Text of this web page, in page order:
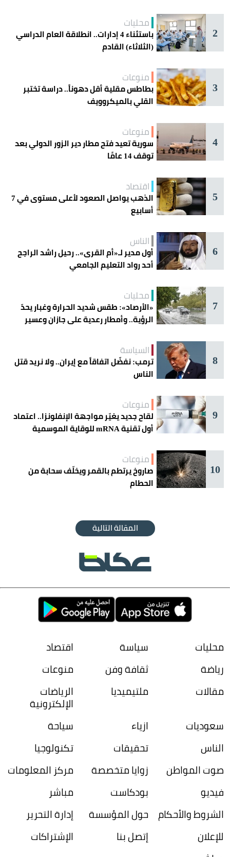
2
محليات
باستثناء 4 إدارات.. انطلاقة العام الدراسي
(الثلاثاء) القادم
3
منوعات
بطاطس مقلية أقل دهوناً.. دراسة تختبر
القلي بالميكروويف
4
منوعات
سورية تعيد فتح مطار دير الزور الدولي بعد
توقف 14 عامًا
5
اقتصاد
الذهب يواصل الصعود لأعلى مستوى في 7
أسابيع
6
الناس
أول مدير لـ«أم القرى».. رحيل راشد الراجح
أحد رواد التعليم الجامعي
7
محليات
«الأرصاد»: طقس شديد الحرارة وغبار يحدّ
الرؤية.. وأمطار رعدية على جازان وعسير
8
السياسة
ترمب: نفضّل اتفاقاً مع إيران.. ولا نريد قتل
الناس
9
منوعات
لقاح جديد يغيّر مواجهة الإنفلونزا.. اعتماد
أول تقنية mRNA للوقاية الموسمية
10
منوعات
صاروخ يرتطم بالقمر ويخلّف سحابة من
الحطام
المقالة التالية
محليات سياسة
اقتصاد
رياضة
ثقافة وفن
منوعات
مقالات
ملتيميديا الرياضات
الإلكترونية
سعوديات
ازياء
سياحة
الناس
تحقيقات
تكنولوجيا
صوت المواطن
زوايا متخصصة
مركز المعلومات
فيديو
بودكاست
مباشر
الشروط والأحكام حول المؤسسة
إدارة التحرير
للإعلان
إتصل بنا
الإشتراكات